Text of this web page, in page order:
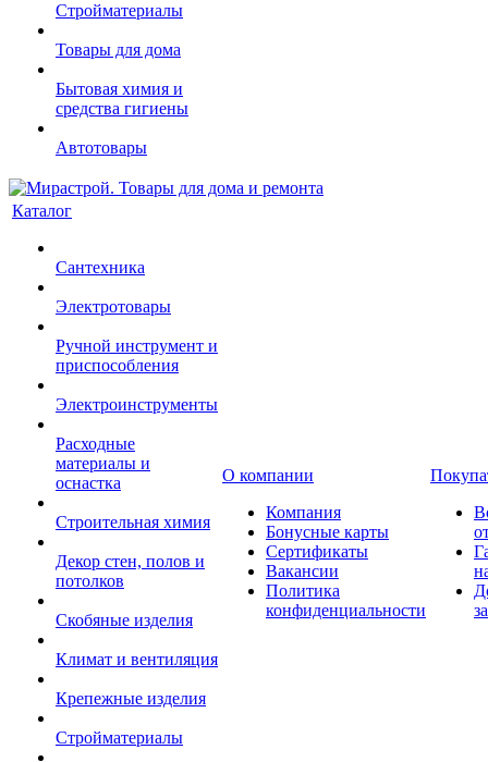
Стройматериалы
Товары для дома
Бытовая химия и
средства гигиены
Автотовары
Каталог
Сантехника
Электротовары
Ручной инструмент и
приспособления
Электроинструменты
Расходные
материалы и
оснастка
Строительная химия
Декор стен, полов и
потолков
Скобяные изделия
Климат и вентиляция
Крепежные изделия
Стройматериалы
О компании
Компания
Бонусные карты
Сертификаты
Вакансии
Политика
конфиденциальности